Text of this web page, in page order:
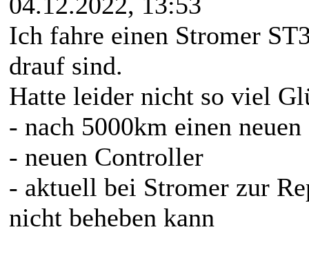
Ich fahre einen Stromer
drauf sind.
Hatte leider nicht so viel
- nach 5000km einen
- neuen Controller
- aktuell bei Stromer zur
nicht beheben kann